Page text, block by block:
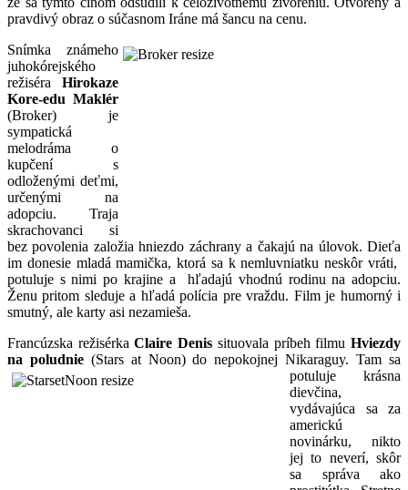
pravdivý obraz o súčasnom Iráne má šancu na cenu.
Snímka známeho
juhokórejského
režiséra Hirokaze
Kore-edu Maklér
(Broker) je
sympatická
melodráma o
kupčení s
odloženými deťmi,
určenými na
adopciu. Traja
skrachovanci si
bez povolenia založia hniezdo záchrany a čakajú na úlovok. Dieťa
im donesie mladá mamička, ktorá sa k nemluvniatku neskôr vráti,
potuluje s nimi po krajine a hľadajú vhodnú rodinu na adopciu.
Ženu pritom sleduje a hľadá polícia pre vraždu. Film je humorný i
smutný, ale karty asi nezamieša.
Francúzska režisérkaClaire Denis situovala príbeh filmu Hviezdy
na poludnie(Stars at Noon)do nepokojnej Nikaraguy. Tam sa
potuluje krásna
dievčina,
vydávajúca sa za
americkú
novinárku, nikto
jej to neverí, skôr
sa správa ako